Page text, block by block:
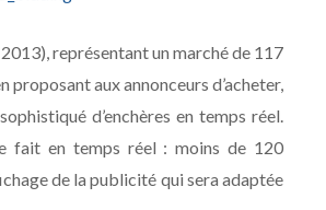
représentant un marché de 117
aux annonceurs d’acheter,
d’enchères en temps réel.
fait en temps réel : moins de 120
de la publicité qui sera adaptée